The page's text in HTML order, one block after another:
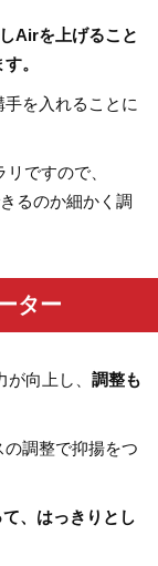
Airを上げること
。
を入れることに
ですので、
るのか細かく調
ター
向上し、 調整も
の調整で抑揚をつ
、はっきりとし